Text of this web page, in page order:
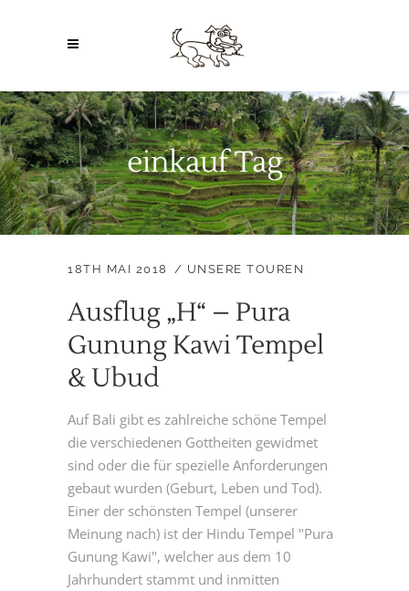
einkauf Tag
18TH MAI 2018 UNSERE TOUREN
Ausflug „H“ – Pura
Gunung Kawi Tempel
& Ubud
Auf Bali gibt es zahlreiche schöne Tempel
die verschiedenen Gottheiten gewidmet
sind oder die für spezielle Anforderungen
gebaut wurden (Geburt, Leben und Tod).
Einer der schönsten Tempel (unserer
Meinung nach) ist der Hindu Tempel "Pura
Gunung Kawi", welcher aus dem 10
Jahrhundert stammt und inmitten